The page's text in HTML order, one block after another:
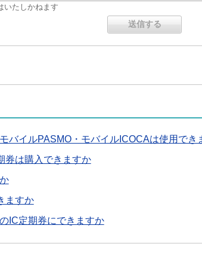
いたしかねます
バイルPASMO・モバイルICOCAは使用でき
券は購入できますか
ますか
IC定期券にできますか